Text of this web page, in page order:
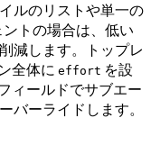
ルのリストや単一の
トの場合は、低い
減します。トップレ
全体に effort を設
ィールドでサブエー
バーライドします。